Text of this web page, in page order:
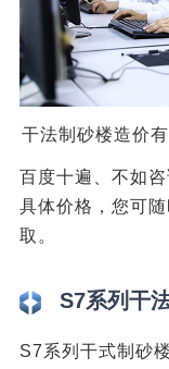
干法制砂楼造价
百度十遍、不如
具体价格，您可
取。
S7系列干
S7系列干式制砂